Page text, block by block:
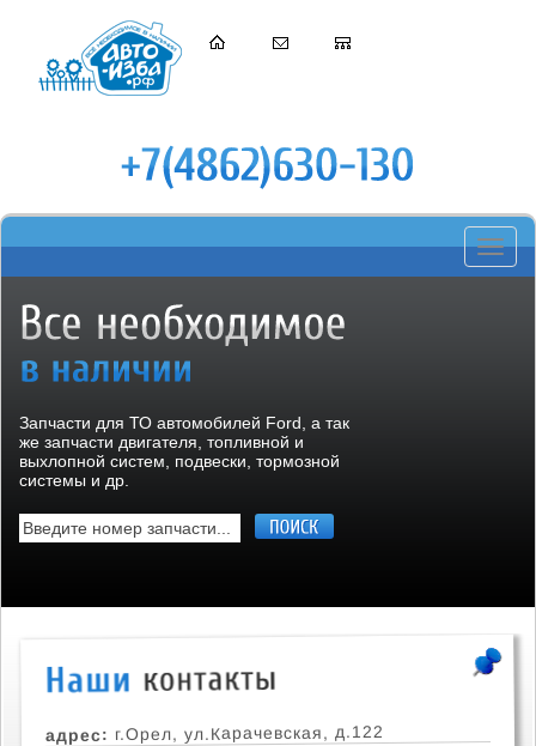
Toggle
Запчасти для ТО автомобилей Ford, а так
же запчасти двигателя, топливной и
выхлопной систем, подвески, тормозной
системы и др.
адрес: г.Орел, ул.Карачевская, д.122